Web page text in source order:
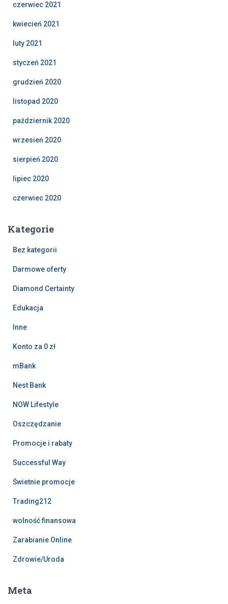
czerwiec 2021
kwiecień 2021
luty 2021
styczeń 2021
grudzień 2020
listopad 2020
październik 2020
wrzesień 2020
sierpień 2020
lipiec 2020
czerwiec 2020
Kategorie
Bez kategorii
Darmowe oferty
Diamond Certainty
Edukacja
Inne
Konto za 0 zł
mBank
Nest Bank
NOW Lifestyle
Oszczędzanie
Promocje i rabaty
Successful Way
Świetnie promocje
Trading212
wolność finansowa
Zarabianie Online
Zdrowie/Uroda
Meta